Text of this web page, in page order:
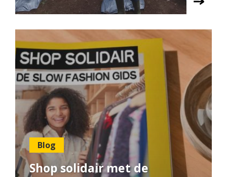
Blog
Shop solidair met de